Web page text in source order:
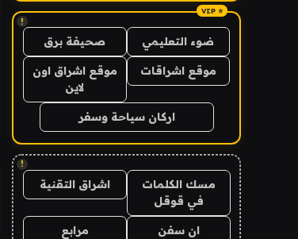
!
ضوء التعليمي صحيفة برق
موقع اشراقات
موقع اشراق اون
لاين
اركان سياحة وسفر
!
مسك الكلمات
في قوقل
اشراق التقنية
ان سفن مرابع